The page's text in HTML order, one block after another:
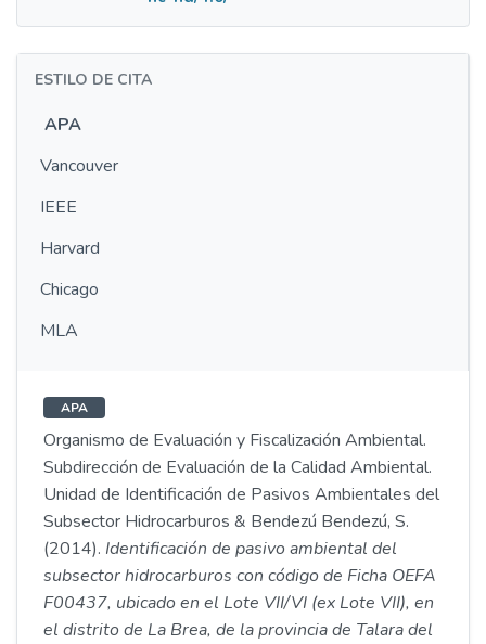
ESTILO DE CITA
APA
Vancouver
IEEE
Harvard
Chicago
MLA
APA
Organismo de Evaluación y Fiscalización Ambiental.
Subdirección de Evaluación de la Calidad Ambiental.
Unidad de Identificación de Pasivos Ambientales del
Subsector Hidrocarburos & Bendezú Bendezú, S.
(2014). Identificación de pasivo ambiental del
subsector hidrocarburos con código de Ficha OEFA
F00437, ubicado en el Lote VII/VI (ex Lote VII), en
el distrito de La Brea, de la provincia de Talara del